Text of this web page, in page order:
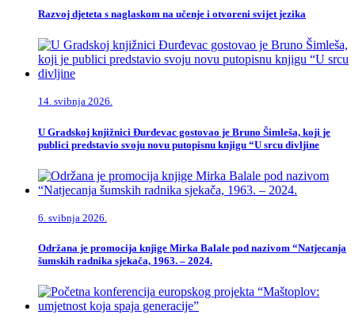
Razvoj djeteta s naglaskom na učenje i otvoreni svijet jezika
14. svibnja 2026.
U Gradskoj knjižnici Đurđevac gostovao je Bruno Šimleša, koji je
publici predstavio svoju novu putopisnu knjigu “U srcu divljine
6. svibnja 2026.
Održana je promocija knjige Mirka Balale pod nazivom “Natjecanja
šumskih radnika sjekača, 1963. – 2024.